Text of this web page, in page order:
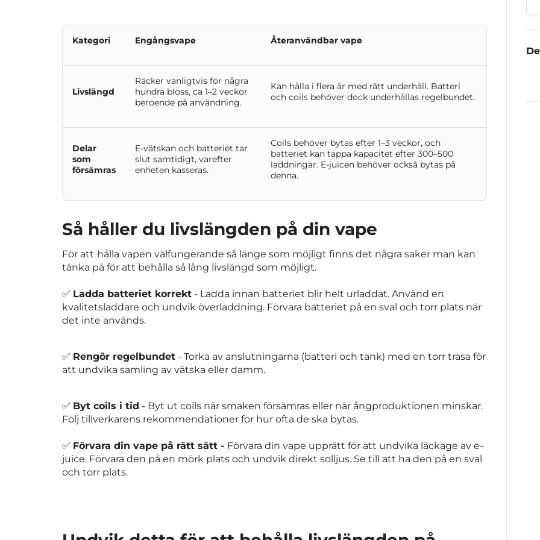
Kategori Engångsvape Återanvändbar vape
Livslängd
Räcker vanligtvis för några
hundra bloss, ca 1–2 veckor
beroende på användning.
Kan hålla i flera år med rätt underhåll. Batteri
och coils behöver dock underhållas regelbundet.
Delar
som
försämras
E-vätskan och batteriet tar
slut samtidigt, varefter
enheten kasseras.
Coils behöver bytas efter 1–3 veckor, och
batteriet kan tappa kapacitet efter 300–500
laddningar. E-juicen behöver också bytas på
denna.
Så håller du livslängden på din vape
För att hålla vapen välfungerande så länge som möjligt finns det några saker man kan
tänka på för att behålla så lång livslängd som möjligt.
✅ Ladda batteriet korrekt - Ladda innan batteriet blir helt urladdat. Använd en
kvalitetsladdare och undvik överladdning. Förvara batteriet på en sval och torr plats när
det inte används.
✅ Rengör regelbundet - Torka av anslutningarna (batteri och tank) med en torr trasa för
att undvika samling av vätska eller damm.
✅ Byt coils i tid - Byt ut coils när smaken försämras eller när ångproduktionen minskar.
Följ tillverkarens rekommendationer för hur ofta de ska bytas.
✅ Förvara din vape på rätt sätt - Förvara din vape upprätt för att undvika läckage av e-
juice. Förvara den på en mörk plats och undvik direkt solljus. Se till att ha den på en sval
och torr plats.